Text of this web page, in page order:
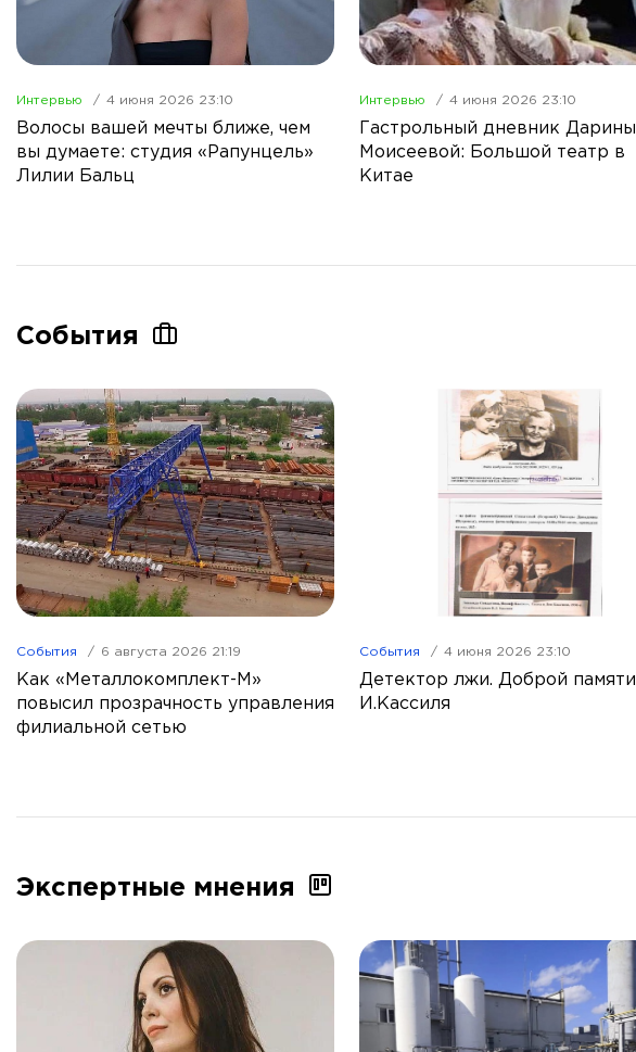
Интервью 4 июня 2026 23:10
Волосы вашей мечты ближе, чем
вы думаете: студия «Рапунцель»
Лилии Бальц
Интервью 4 июня 2026 23:10
Гастрольный дневник Дарины
Моисеевой: Большой театр в
Китае
События
События 6 августа 2026 21:19
Как «Металлокомплект-М»
повысил прозрачность управления
филиальной сетью
События 4 июня 2026 23:10
Детектор лжи. Доброй памяти
И.Кассиля
Экспертные мнения